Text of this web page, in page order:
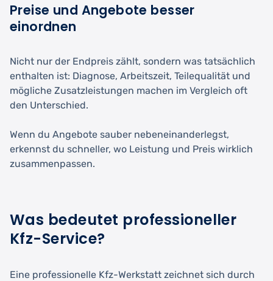
Preise und Angebote besser
einordnen
Nicht nur der Endpreis zählt, sondern was tatsächlich
enthalten ist: Diagnose, Arbeitszeit, Teilequalität und
mögliche Zusatzleistungen machen im Vergleich oft
den Unterschied.
Wenn du Angebote sauber nebeneinanderlegst,
erkennst du schneller, wo Leistung und Preis wirklich
zusammenpassen.
Was bedeutet professioneller
Kfz-Service?
Eine professionelle Kfz-Werkstatt zeichnet sich durch